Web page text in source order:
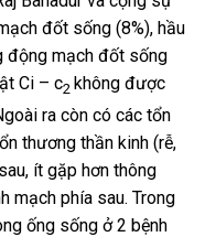
đốt sống (8%), hầu
động mạch đốt sống
Ci – c2 không được
ra còn có các tổn
thương thần kinh (rễ,
ít gặp hơn thông
mạch phía sau. Trong
ống sống ở 2 bệnh